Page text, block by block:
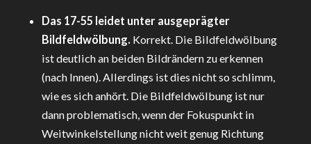
Das 17-55 leidet unter ausgeprägter
Bildfeldwölbung. Korrekt. Die Bildfeldwölbung
ist deutlich an beiden Bildrändern zu erkennen
(nach Innen). Allerdings ist dies nicht so schlimm,
wie es sich anhört. Die Bildfeldwölbung ist nur
dann problematisch, wenn der Fokuspunkt in
Weitwinkelstellung nicht weit genug Richtung